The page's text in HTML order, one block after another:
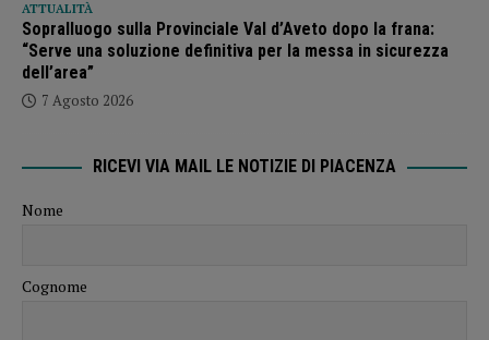
ATTUALITÀ
Sopralluogo sulla Provinciale Val d’Aveto dopo la frana:
“Serve una soluzione definitiva per la messa in sicurezza
dell’area”
7 Agosto 2026
RICEVI VIA MAIL LE NOTIZIE DI PIACENZA
Nome
Cognome